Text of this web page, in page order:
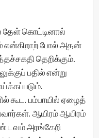
கொட்டினால்
என்கிறாற் போல் அதன்
தெறிக்கும்.
பதில் என்று
கூட. பம்பாயில் ஏழைத்
ஆயிரம் ஆயிரம்
டவம் அரங்கேறி